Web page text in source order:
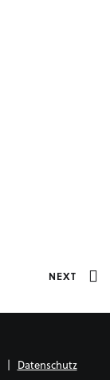
NEXT
| Datenschutz